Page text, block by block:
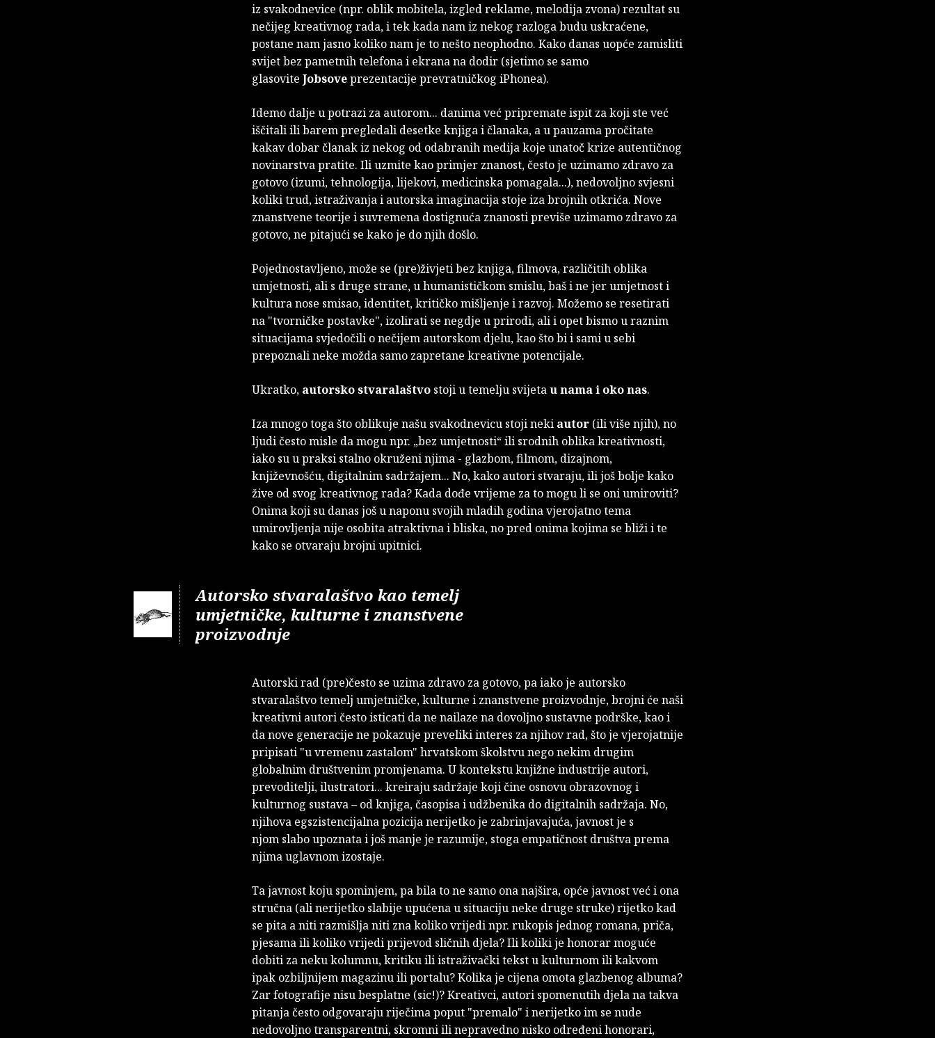
iz svakodnevice (npr. oblik mobitela, izgled reklame, melodija zvona) rezultat su
nečijeg kreativnog rada, i tek kada nam iz nekog razloga budu uskraćene,
postane nam jasno koliko nam je to nešto neophodno. Kako danas uopće zamisliti
svijet bez pametnih telefona i ekrana na dodir (sjetimo se samo
glasovite Jobsoveprezentacije prevratničkog iPhonea).
Idemo dalje u potrazi za autorom... danima već pripremate ispit za koji ste već
iščitali ili barem pregledali desetke knjiga i članaka, a u pauzama pročitate
kakav dobar članak iz nekog od odabranih medija koje unatoč krize autentičnog
novinarstva pratite. Ili uzmite kao primjer znanost, često je uzimamo zdravo za
gotovo (izumi, tehnologija, lijekovi, medicinska pomagala...), nedovoljno svjesni
koliki trud, istraživanja i autorska imaginacija stoje iza brojnih otkrića. Nove
znanstvene teorije i suvremena dostignuća znanosti previše uzimamo zdravo za
gotovo, ne pitajući se kako je do njih došlo.
Pojednostavljeno, može se (pre)živjeti bez knjiga, filmova, različitih oblika
umjetnosti, ali s druge strane, u humanističkom smislu, baš i ne jer umjetnost i
kultura nose smisao, identitet, kritičko mišljenje i razvoj. Možemo se resetirati
na "tvorničke postavke", izolirati se negdje u prirodi, ali i opet bismo u raznim
situacijama svjedočili o nečijem autorskom djelu, kao što bi i sami u sebi
prepoznali neke možda samo zapretane kreativne potencijale.
Ukratko, autorsko stvaralaštvo stoji u temelju svijetau nama i oko nas.
Iza mnogo toga što oblikuje našu svakodnevicu stoji neki autor (ili više njih), no
ljudi često misle da mogu npr. „bez umjetnosti“ ili srodnih oblika kreativnosti,
iako su u praksi stalno okruženi njima - glazbom, filmom, dizajnom,
književnošću, digitalnim sadržajem... No, kako autori stvaraju, ili još bolje kako
žive od svog kreativnog rada? Kada dođe vrijeme za to mogu li se oni umiroviti?
Onima koji su danas još u naponu svojih mladih godina vjerojatno tema
umirovljenja nije osobita atraktivna i bliska, no pred onima kojima se bliži i te
kako se otvaraju brojni upitnici.
Autorsko stvaralaštvo kao temelj
umjetničke, kulturne i znanstvene
proizvodnje
Autorski rad (pre)često se uzima zdravo za gotovo, pa iako je autorsko
stvaralaštvo temelj umjetničke, kulturne i znanstvene proizvodnje, brojni će naši
kreativni autori često isticati da ne nailaze na dovoljno sustavne podrške, kao i
da nove generacije ne pokazuje preveliki interes za njihov rad, što je vjerojatnije
pripisati "u vremenu zastalom" hrvatskom školstvu nego nekim drugim
globalnim društvenim promjenama. U kontekstu knjižne industrije autori,
prevoditelji, ilustratori... kreiraju sadržaje koji čine osnovu obrazovnog i
kulturnog sustava – od knjiga, časopisa i udžbenika do digitalnih sadržaja. No,
njihova egszistencijalna pozicija nerijetko je zabrinjavajuća, javnost je s
njom slabo upoznata i još manje je razumije, stoga empatičnost društva prema
njima uglavnom izostaje.
Ta javnost koju spominjem, pa bila to ne samo ona najšira, opće javnost već i ona
stručna (ali nerijetko slabije upućena u situaciju neke druge struke) rijetko kad
se pita a niti razmišlja niti zna koliko vrijedi npr. rukopis jednog romana, priča,
pjesama ili koliko vrijedi prijevod sličnih djela? Ili koliki je honorar moguće
dobiti za neku kolumnu, kritiku ili istraživački tekst u kulturnom ili kakvom
ipak ozbiljnijem magazinu ili portalu? Kolika je cijena omota glazbenog albuma?
Zar fotografije nisu besplatne (sic!)? Kreativci, autori spomenutih djela na takva
pitanja često odgovaraju riječima poput "premalo" i nerijetko im se nude
nedovoljno transparentni, skromni ili nepravedno nisko određeni honorari,